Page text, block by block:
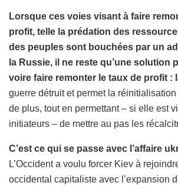
Lorsque ces voies visant à faire
profit, telle la prédation des
des peuples sont bouchées par un
la Russie, il ne reste qu’une solution
voire faire remonter le taux de profit :
guerre détruit et permet la
de plus, tout en permettant – si elle est
initiateurs – de mettre au pas les
C’est ce qui se passe avec l’affaire
L’Occident a voulu forcer Kiev à
occidental capitaliste avec l’expansion